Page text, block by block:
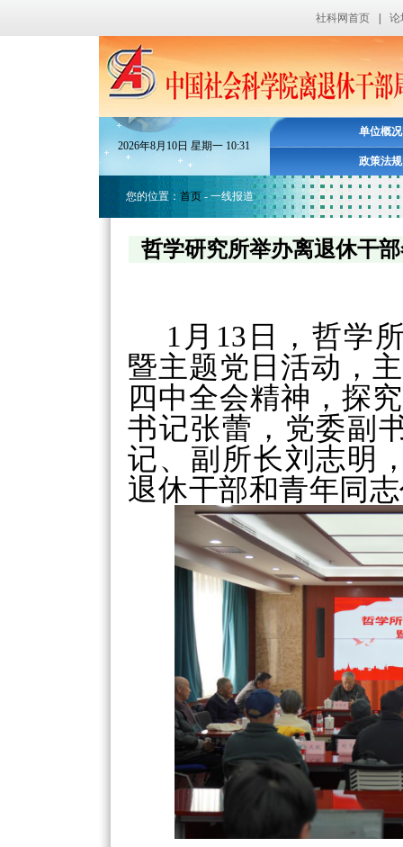
社科网首页 论
2026年8月 10日星期一 10:31
单位概况
政策法规
您的位置： 首页 - 一线报道
哲学研究所举办离退休干
1月13日，哲学
暨主题党日活动，
四中全会精神，探
书记张蕾，党委副
记、副所长刘志明
退休干部和青年同